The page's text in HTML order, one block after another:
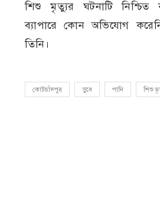
শিশু মৃত্যুর ঘটনাটি
ব্যাপারে কোন অভিযোগ
তিনি।
কোটচাঁদপুর ডুবে পানি শিশু